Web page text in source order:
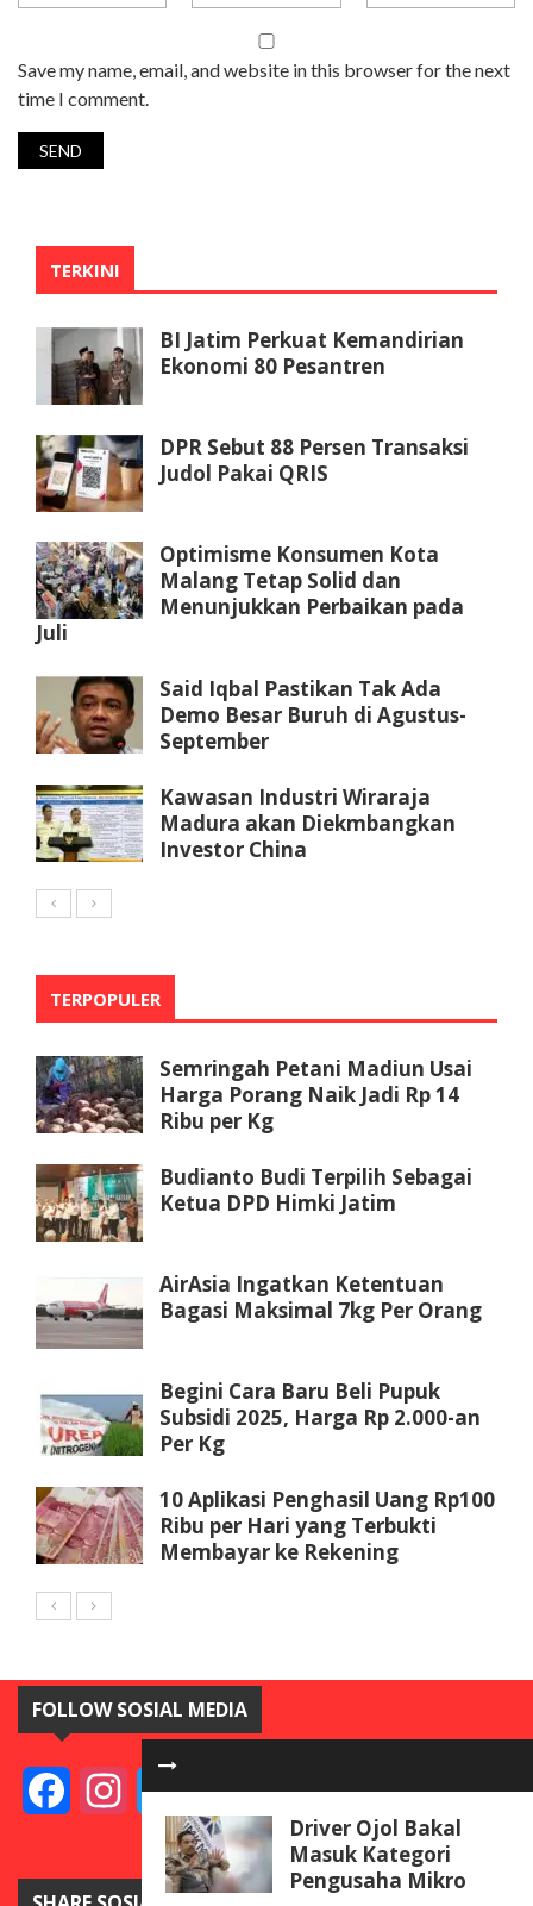
Save my name, email, and website in this browser for the next
time I comment.
Driver Ojol Bakal
Masuk Kategori
Pengusaha Mikro
TERKINI
BI Jatim Perkuat Kemandirian
Ekonomi 80 Pesantren
DPR Sebut 88 Persen Transaksi
Judol Pakai QRIS
Optimisme Konsumen Kota
Malang Tetap Solid dan
Menunjukkan Perbaikan pada
Juli
Said Iqbal Pastikan Tak Ada
Demo Besar Buruh di Agustus-
September
Kawasan Industri Wiraraja
Madura akan Diekmbangkan
Investor China
TERPOPULER
Semringah Petani Madiun Usai
Harga Porang Naik Jadi Rp 14
Ribu per Kg
Budianto Budi Terpilih Sebagai
Ketua DPD Himki Jatim
AirAsia Ingatkan Ketentuan
Bagasi Maksimal 7kg Per Orang
Begini Cara Baru Beli Pupuk
Subsidi 2025, Harga Rp 2.000-an
Per Kg
10 Aplikasi Penghasil Uang Rp100
Ribu per Hari yang Terbukti
Membayar ke Rekening
FOLLOW SOSIAL MEDIA
FacebookInstagramTwitterYouTube